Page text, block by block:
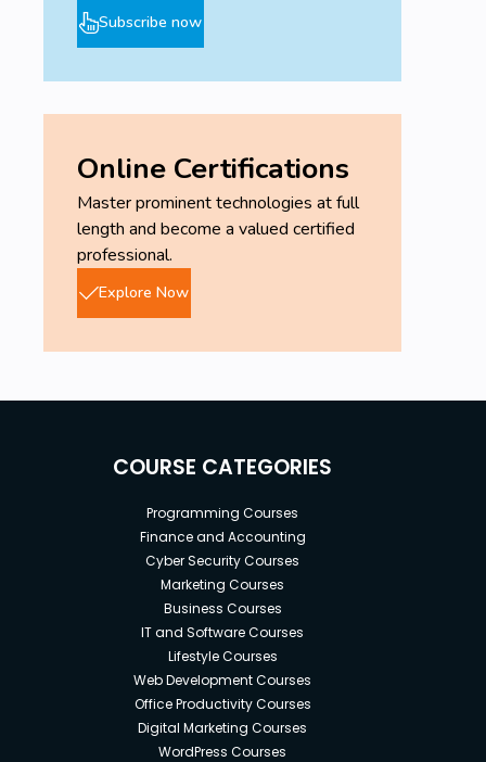
Subscribe now
Online Certifications
Master prominent technologies at full
length and become a valued certified
professional.
Explore Now
COURSE CATEGORIES
Programming Courses
Finance and Accounting
Cyber Security Courses
Marketing Courses
Business Courses
IT and Software Courses
Lifestyle Courses
Web Development Courses
Office Productivity Courses
Digital Marketing Courses
WordPress Courses